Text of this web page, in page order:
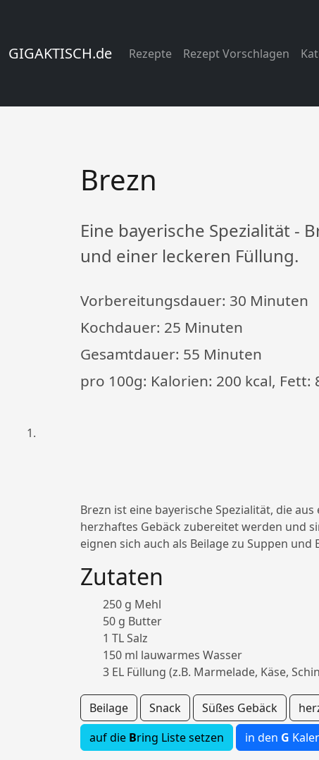
GIGAKTISCH.de Rezepte Rezept Vorschlagen
Brezn
Eine bayerische Spezialität -
und einer leckeren Füllung.
Vorbereitungsdauer: 30 Minuten
Kochdauer: 25 Minuten
Gesamtdauer: 55 Minuten
pro 100g: Kalorien: 200 kcal,
Brezn ist eine bayerische Spezialität, die
herzhaftes Gebäck zubereitet werden und
eignen sich auch als Beilage zu Suppen und
Zutaten
250 g Mehl
50 g Butter
1 TL Salz
150 ml lauwarmes Wasser
3 EL Füllung (z.B. Marmelade, Käse,
Beilage Snack Süßes Gebäck
auf die Bring Liste setzen in den G